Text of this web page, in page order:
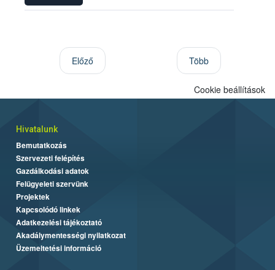
Előző Több
Cookie beállítások
Hivatalunk
Bemutatkozás
Szervezeti felépítés
Gazdálkodási adatok
Felügyeleti szervünk
Projektek
Kapcsolódó linkek
Adatkezelési tájékoztató
Akadálymentességi nyilatkozat
Üzemeltetési információ